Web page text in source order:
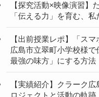
【探究活動×映像演習】
「伝える力」を育む、
【出前授業レポ】「ス
広島市立翠町小学校様
最強の味方」にする方法
【実績紹介】クラーク
ロジェクトと活動の軌跡